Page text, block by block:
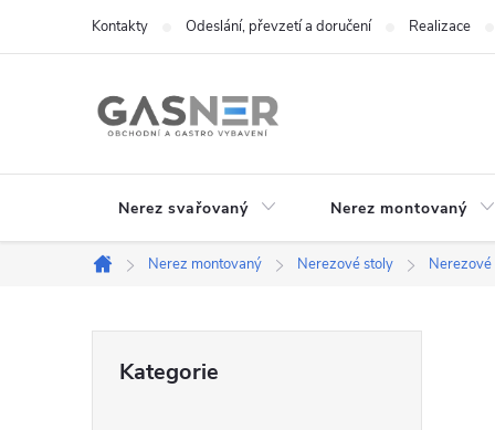
Kontakty Odeslání, převzetí a doručení Realizace
Nerez svařovaný Nerez montovaný
Domů
Nerez montovaný Nerezové stoly
kategorie
Kategorie